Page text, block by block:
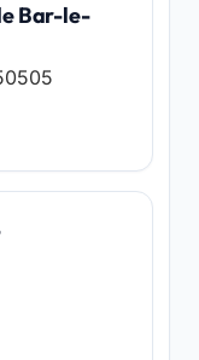
Bar-le-